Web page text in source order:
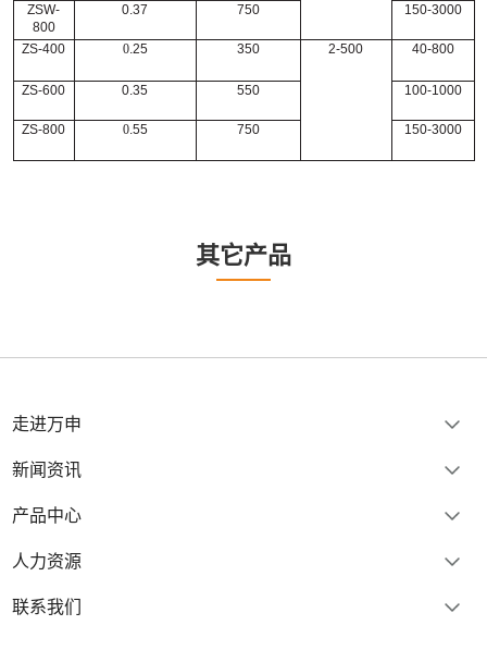
ZSW-
800
0.37 750 150-3000
ZS-400 0.25 350 2-500 40-800
ZS-600 0.35 550 100-1000
ZS-800 0.55 750 150-3000
其它产品
走进万申
新闻资讯
产品中心
人力资源
联系我们